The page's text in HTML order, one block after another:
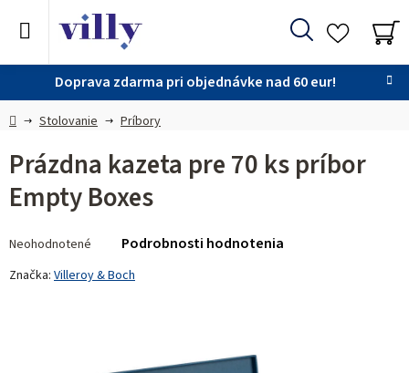
Doprava zdarma pri objednávke nad 60 eur!
Hľadať
DomovStolovanie Príbory
Prázdna kazeta pre 70 ks príbor
Empty Boxes
hodnotenie
produktu
Neohodnotené Podrobnosti hodnotenia
Značka: Villeroy & Boch